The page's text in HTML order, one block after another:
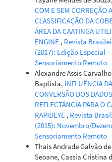
10.3390/f12050604
Sarah Moura Batista dos
António Vieira, Jonathas
Washington Franca-Rocha,
Soltan Galano Duverger(2022)
Avaliação da regeneração
Parque Nacional da
através de sensoriamento
Ibero-Afro-Americana de
10.21814/physisterrae.4482
COM E SEM CORREÇÃO
CLASSIFICAÇÃO DA
ÁREA DA CAATINGA
ENGINE , Revista
(2017): Edição Especial
Sensoriamento Remoto
Alexandre Assis
Baptista, INFLUÊNCIA
CONVERSÃO DOS
REFLECTÂNCIA PARA O
RAPIDEYE , Revista
(2015): Novembro/
Sensoriamento Remoto
Thais Andrade Galvão
Seoane, Cassia Cristina